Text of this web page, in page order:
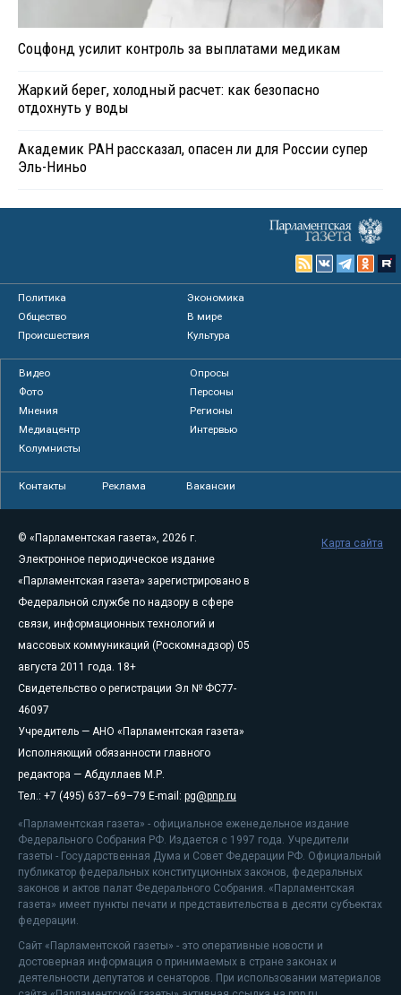
Соцфонд усилит контроль за выплатами медикам
Жаркий берег, холодный расчет: как безопасно
отдохнуть у воды
Академик РАН рассказал, опасен ли для России супер
Эль-Ниньо
Политика
Экономика
Общество
В мире
Происшествия
Культура
Видео
Опросы
Фото
Персоны
Мнения
Регионы
Медиацентр
Интервью
Колумнисты
Контакты Реклама Вакансии
© «Парламентская газета», 2026 г.
Электронное периодическое издание
«Парламентская газета» зарегистрировано в
Федеральной службе по надзору в сфере
связи, информационных технологий и
массовых коммуникаций (Роскомнадзор) 05
августа 2011 года. 18+
Свидетельство о регистрации Эл № ФС77-
46097
Учредитель — АНО «Парламентская газета»
Исполняющий обязанности главного
редактора — Абдуллаев М.Р.
Тел.: +7 (495) 637–69–79 E-mail: pg@pnp.ru
«Парламентская газета» - официальное еженедельное издание
Федерального Собрания РФ. Издается с 1997 года. Учредители
газеты - Государственная Дума и Совет Федерации РФ. Официальный
публикатор федеральных конституционных законов, федеральных
законов и актов палат Федерального Собрания. «Парламентская
газета» имеет пункты печати и представительства в десяти субъектах
федерации.
Сайт «Парламентской газеты» - это оперативные новости и
достоверная информация о принимаемых в стране законах и
деятельности депутатов и сенаторов. При использовании материалов
Карта сайта